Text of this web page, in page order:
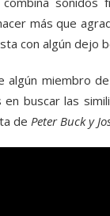
más que
con algún dejo
algún miembro
buscar las
de Peter Buck y